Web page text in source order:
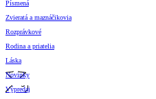
Písmená
Zvieratá a maznáčikovia
Rozprávkové
Rodina a priatelia
Láska
Novinky
Výpredaj